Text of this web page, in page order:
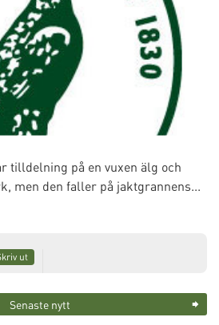
tilldelning på en vuxen älg och
men den faller på jaktgrannens...
ut
Senaste nytt